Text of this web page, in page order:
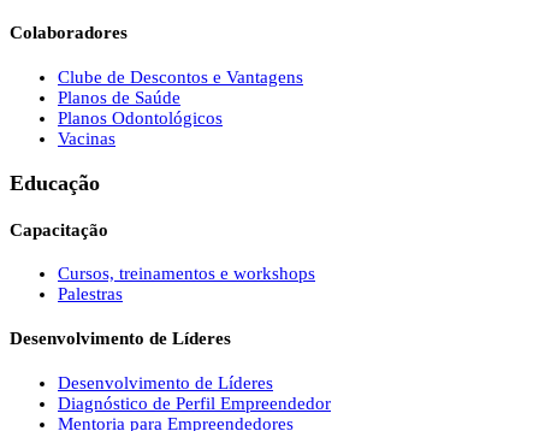
Colaboradores
Clube de Descontos e Vantagens
Planos de Saúde
Planos Odontológicos
Vacinas
Educação
Capacitação
Cursos, treinamentos e workshops
Palestras
Desenvolvimento de Líderes
Desenvolvimento de Líderes
Diagnóstico de Perfil Empreendedor
Mentoria para Empreendedores